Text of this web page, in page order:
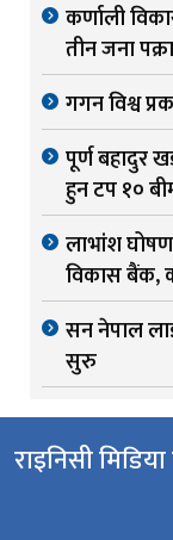
कर्णाली
तीन जना
गगन विश्व
पूर्ण बहादुर
हुन टप १०
लाभांश
विकास बैंक,
सन नेपाल
सुरु
राइनिसी